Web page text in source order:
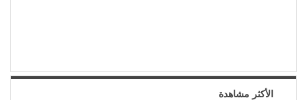
الأكثر مشاهدة